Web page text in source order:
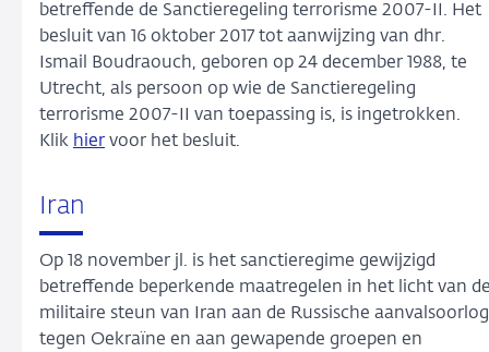
betreffende de Sanctieregeling terrorisme 2007-II. Het
besluit van 16 oktober 2017 tot aanwijzing van dhr.
Ismail Boudraouch, geboren op 24 december 1988, te
Utrecht, als persoon op wie de Sanctieregeling
terrorisme 2007-II van toepassing is, is ingetrokken.
Klik hier voor het besluit.
Iran
Op 18 november jl. is het sanctieregime gewijzigd
betreffende beperkende maatregelen in het licht van
militaire steun van Iran aan de Russische aanvalsoorlog
tegen Oekraïne en aan gewapende groepen en